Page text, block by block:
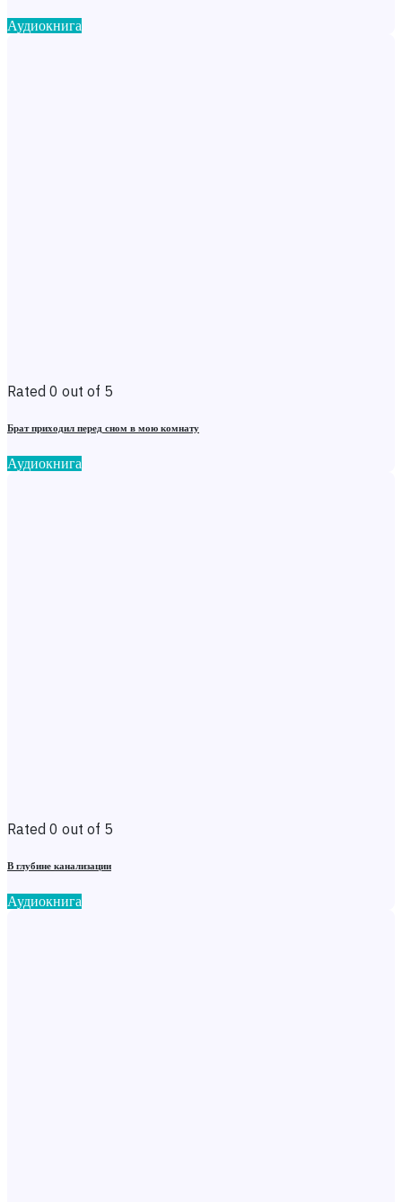
Аудиокнига
Rated 0 out of 5
Брат приходил перед сном в мою комнату
Аудиокнига
Rated 0 out of 5
В глубине канализации
Аудиокнига